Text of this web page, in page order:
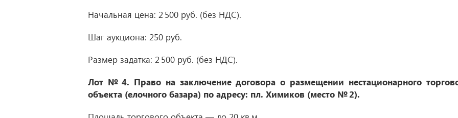
Начальная цена: 2 500 руб. (без НДС).
Шаг аукциона: 250 руб.
Размер задатка: 2 500 руб. (без НДС).
Лот № 4. Право на заключение договора о размещении нестационарного
объекта (елочного базара) по адресу: пл. Химиков (место № 2).